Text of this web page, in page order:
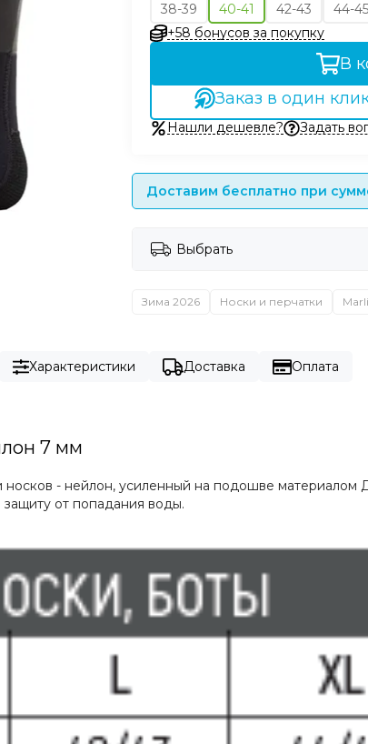
38-39
40-41 42-43 44-45
+58 бонусов за покупку
В
Заказ в один
Нашли дешевле? Задать
Доставим бесплатно при
Выбрать
Зима 2026 Носки и перчатки
Характеристики Доставка Оплата
7 мм
- нейлон, усиленный на подошве материалом
от попадания воды.